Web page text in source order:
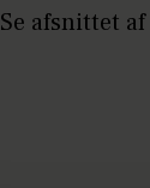
Se afsnittet